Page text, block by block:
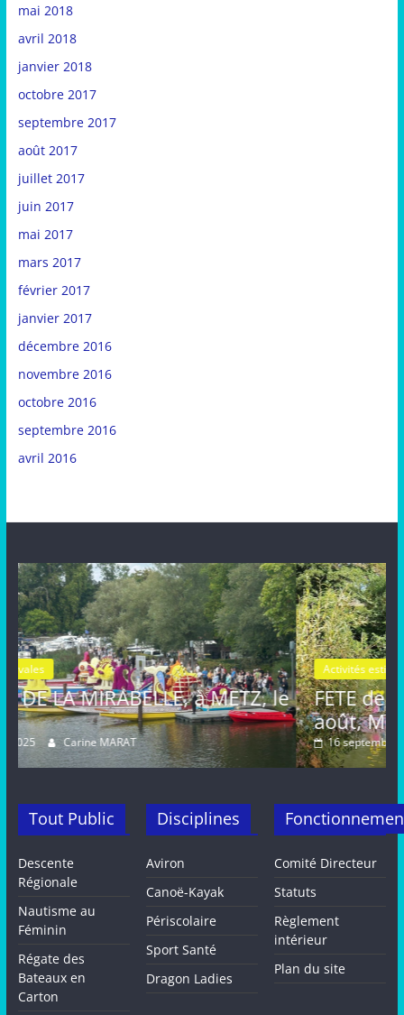
mai 2018
avril 2018
janvier 2018
octobre 2017
septembre 2017
août 2017
juillet 2017
juin 2017
mai 2017
mars 2017
février 2017
janvier 2017
décembre 2016
novembre 2016
octobre 2016
septembre 2016
avril 2016
le
Activités estivales Actualités
FETE de la MIRABELLE, dimanche
août, METZ
16 septembre 2024 Carine MARAT
Tout Public
Descente
Régionale
Nautisme au
Féminin
Régate des
Bateaux en
Carton
Disciplines
Aviron
Canoë-Kayak
Périscolaire
Sport Santé
Dragon Ladies
Comité Directeur
Statuts
Règlement
intérieur
Plan du site